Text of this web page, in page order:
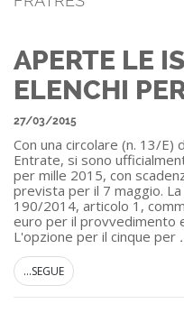
APERTE LE
ELENCHI
27/03/2015
Con una circolare (n. 13/E)
Entrate, si sono
per mille 2015, con
prevista per il 7 maggio.
190/2014, articolo 1,
euro per il provvedimento
L'opzione per il cinque per
...SEGUE